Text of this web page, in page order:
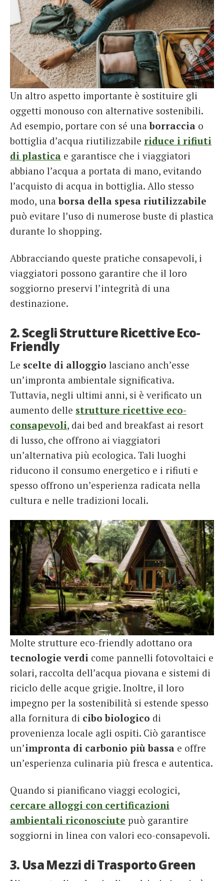
Un altro aspetto importante è sostituire gli
oggetti monouso con alternative sostenibili.
Ad esempio, portare con sé unaborraccia o
bottiglia d’acqua riutilizzabile riduce i rifiuti
di plastica e garantisce che i viaggiatori
abbiano l’acqua a portata di mano, evitando
l’acquisto di acqua in bottiglia. Allo stesso
modo, unaborsa della spesa riutilizzabile
può evitare l’uso di numerose buste di plastica
durante lo shopping.
Abbracciando queste pratiche consapevoli, i
viaggiatori possono garantire che il loro
soggiorno preservi l’integrità di una
destinazione.
2. Scegli Strutture Ricettive Eco-
Friendly
Le scelte di alloggio lasciano anch’esse
un’impronta ambientale significativa.
Tuttavia, negli ultimi anni, si è verificato un
aumento delle strutture ricettive eco-
consapevoli, dai bed and breakfast ai resort
di lusso, che offrono ai viaggiatori
un’alternativa più ecologica. Tali luoghi
riducono il consumo energetico e i rifiuti e
spesso offrono un’esperienza radicata nella
cultura e nelle tradizioni locali.
Molte strutture eco-friendly adottano ora
tecnologie verdi come pannelli fotovoltaici e
solari, raccolta dell’acqua piovana e sistemi di
riciclo delle acque grigie. Inoltre, il loro
impegno per la sostenibilità si estende spesso
alla fornitura di cibo biologico di
provenienza locale agli ospiti. Ciò garantisce
un’impronta di carbonio più bassa e offre
un’esperienza culinaria più fresca e autentica.
Quando si pianificano viaggi ecologici,
cercare alloggi con certificazioni
ambientali riconosciute può garantire
soggiorni in linea con valori eco-consapevoli.
3. Usa Mezzi di Trasporto Green